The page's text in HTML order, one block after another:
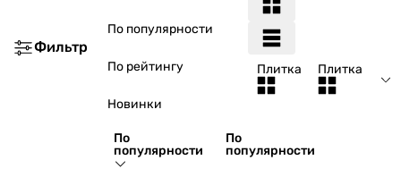
Фильтр
По популярности
По рейтингу
Новинки
По
популярности
По
популярности
Плитка Плитка